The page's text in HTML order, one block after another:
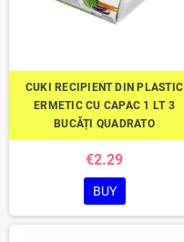
CUKI RECIPIENT DIN PLASTIC
ERMETIC CU CAPAC 1 LT 3
BUCĂȚI QUADRATO
€2.29
BUY